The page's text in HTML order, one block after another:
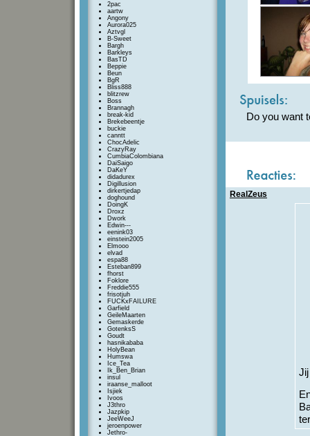
2pac
aartw
Angony
Aurora025
Aztvgl
B-Sweet
Bargh
Barkleys
BasTD
Beppie
Beun
BgR
Bliss888
blitzrew
Boss
Brannagh
break-kid
Brekebeentje
buckie
canntt
ChocAdelic
CrazyRay
CumbiaColombiana
DaiSaigo
DaKeY
didadurex
Digillusion
dirkertjedap
doghound
DoingK
Droxz
Dwork
Edwin---
eenink03
einstein2005
Elmooo
elvad
espa88
Esteban899
fhorst
Foklore
Freddie555
frisotjuh
FUCKxFAILURE
Garfield
GeileMaarten
Gemaskerde
GotenksS
Goudt
hasnikababa
HolyBean
Humswa
Ice_Tea
Ik_Ben_Brian
insul
iraanse_malloot
Isjiek
Ivoos
J3thro
Jazpkip
JeeWeeJ
jeroenpower
Jethro-
Do you want
RealZeus